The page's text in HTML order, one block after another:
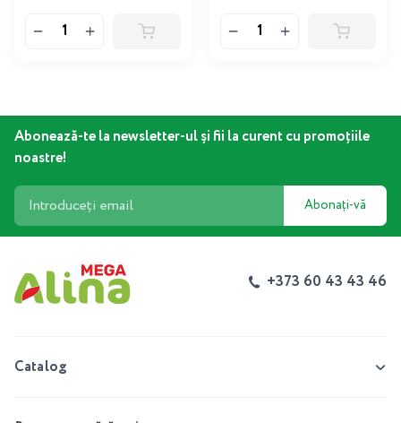
Abonează-te la newsletter-ul și fii la curent cu promoțiile
noastre!
Abonați-vă
+373 60 43 43 46
Catalog